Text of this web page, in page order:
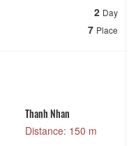
2 Day
7 Place
Thanh Nhan
Distance: 150 m